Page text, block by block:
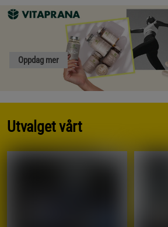
Oppdag mer
Utvalget vårt